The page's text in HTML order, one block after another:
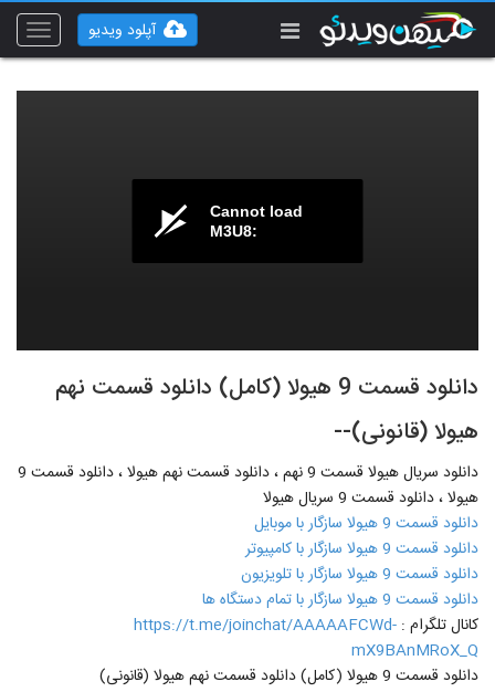
Toggle
آپلود ویدیو
Cannot load
M3U8:
دانلود قسمت 9 هیولا (کامل) دانلود قسمت نهم
هیولا (قانونی)--
دانلود سریال هیولا قسمت 9 نهم ، دانلود قسمت نهم هیولا ، دانلود قسمت 9
هیولا ، دانلود قسمت 9 سریال هیولا
دانلود قسمت 9 هیولا سازگار با موبایل
دانلود قسمت 9 هیولا سازگار با کامپیوتر
دانلود قسمت 9 هیولا سازگار با تلویزیون
دانلود قسمت 9 هیولا سازگار با تمام دستگاه ها
کانال تلگرام : https://t.me/joinchat/AAAAAFCWd-
mX9BAnMRoX_Q
دانلود قسمت 9 هیولا (کامل) دانلود قسمت نهم هیولا (قانونی)